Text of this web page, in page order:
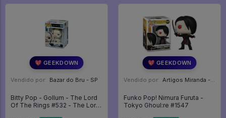
💖 GEEKDOWN
Vendido por: Bazar do Bru - SP
Bitty Pop - Gollum - The Lord
Of The Rings #532 - The Lord
💖 GEEKDOWN
Vendido por: Artigos Miranda - RJ
Funko Pop! Nimura Furuta -
Tokyo Ghoul:re #1547